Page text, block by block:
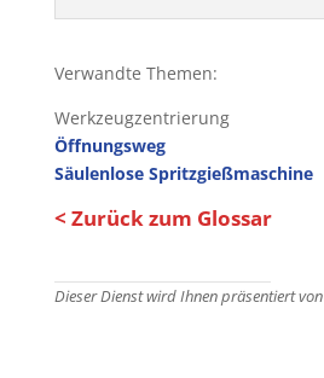
Verwandte Themen:
Werkzeugzentrierung
Öffnungsweg
Säulenlose Spritzgießmaschine
< Zurück zum Glossar
Dieser Dienst wird Ihnen präsentiert von